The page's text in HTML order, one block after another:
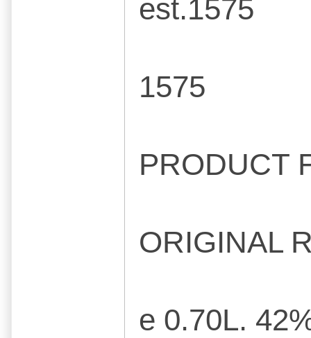
est.1575
1575
PRODUCT
ORIGINAL
e 0.70L.